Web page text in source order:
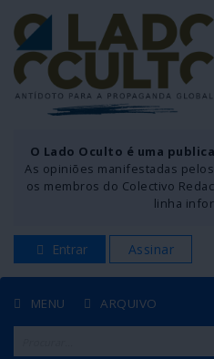
O Lado Oculto é uma
As opiniões manifestadas
os membros do Colectivo
linha
Entrar Assinar
MENU ARQUIVO